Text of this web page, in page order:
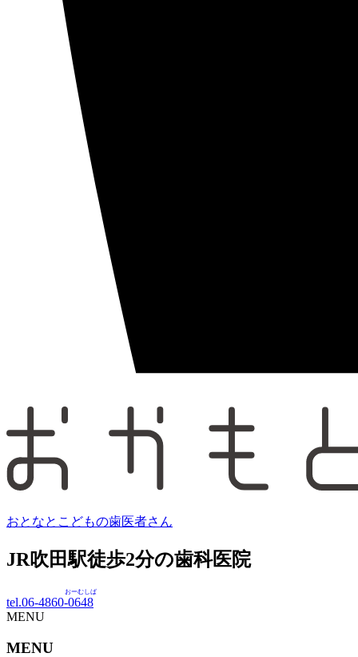
おとなとこどもの歯医者さん
JR吹田駅徒歩2分の歯科医院
tel.06-4860-0648
おーむしば
MENU
MENU